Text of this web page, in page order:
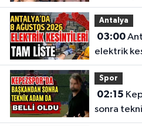
Etabı
Antalya
03:00Antalya’da 8 Ağustos 2026
elektrik
Spor
02:15
sonra